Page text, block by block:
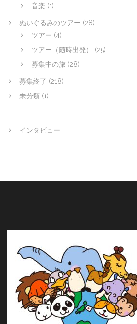
音楽 (1)
ぬいぐるみのツアー (28)
ツアー (4)
ツアー（随時出発）
(25)
募集中の旅 (28)
募集終了 (218)
未分類 (1)
インタビュー